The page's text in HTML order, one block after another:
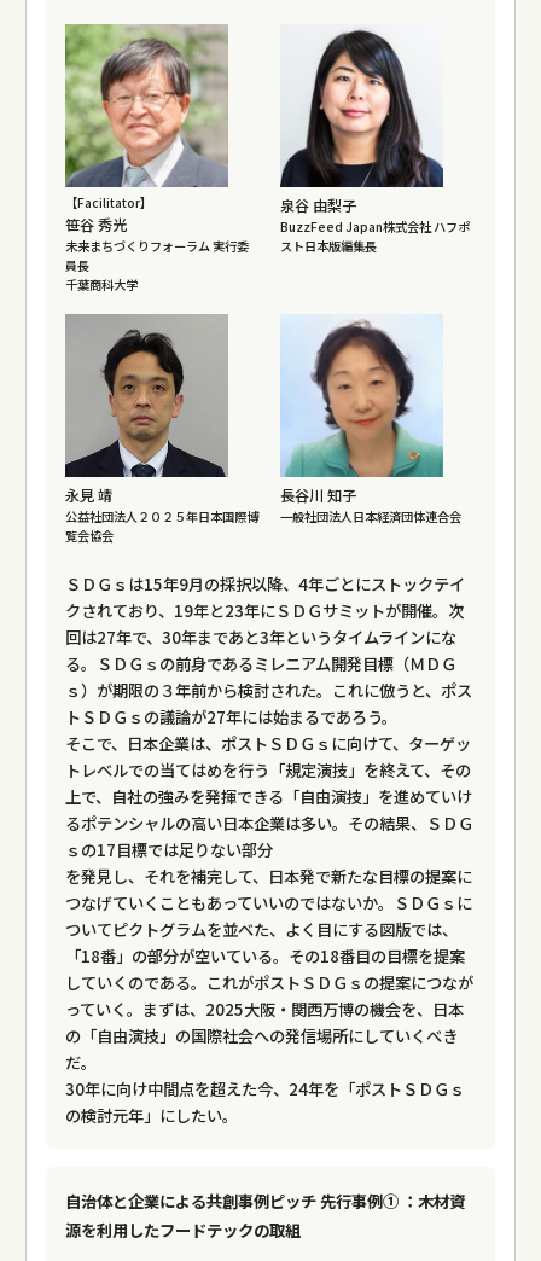
【Facilitator】
笹谷 秀光
未来まちづくりフォーラム 実行委
員長
千葉商科大学
泉谷 由梨子
BuzzFeed Japan株式会社 ハフポ
スト日本版編集長
永見 靖
公益社団法人２０２５年日本国際博
覧会協会
長谷川 知子
一般社団法人日本経済団体連合会
ＳＤＧｓは15年9月の採択以降、4年ごとにストックテイ
クされており、19年と23年にＳＤＧサミットが開催。次
回は27年で、30年まであと3年というタイムラインにな
る。ＳＤＧｓの前身であるミレニアム開発目標（ＭＤＧ
ｓ）が期限の３年前から検討された。これに倣うと、ポス
トＳＤＧｓの議論が27年には始まるであろう。
そこで、日本企業は、ポストＳＤＧｓに向けて、ターゲッ
トレベルでの当てはめを行う「規定演技」を終えて、その
上で、自社の強みを発揮できる「自由演技」を進めていけ
るポテンシャルの高い日本企業は多い。その結果、ＳＤＧ
ｓの17目標では足りない部分
を発見し、それを補完して、日本発で新たな目標の提案に
つなげていくこともあっていいのではないか。ＳＤＧｓに
ついてピクトグラムを並べた、よく目にする図版では、
「18番」の部分が空いている。その18番目の目標を提案
していくのである。これがポストＳＤＧｓの提案につなが
っていく。まずは、2025大阪・関西万博の機会を、日本
の「自由演技」の国際社会への発信場所にしていくべき
だ。
30年に向け中間点を超えた今、24年を「ポストＳＤＧｓ
の検討元年」にしたい。
自治体と企業による共創事例ピッチ 先行事例① ：木材資
源を利用したフードテックの取組